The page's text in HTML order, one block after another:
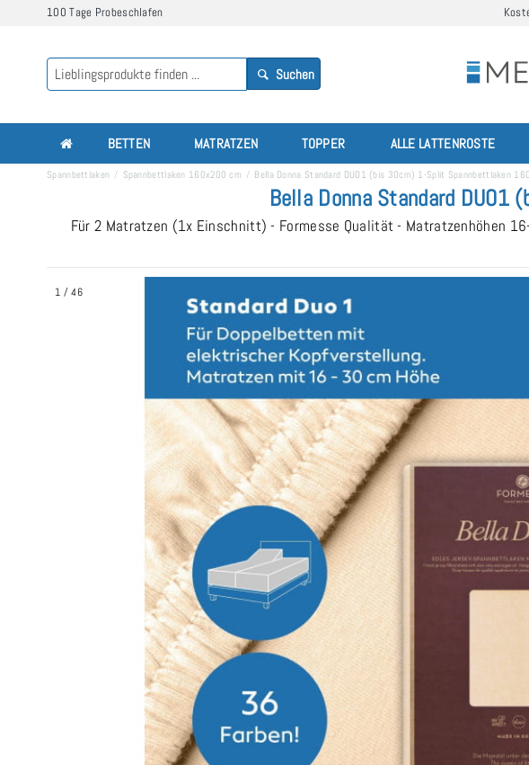
100 Tage Probeschlafen
Suchen
BETTEN MATRATZEN TOPPER ALLE LATTENROSTE
Spannbettlaken Spannbettlaken 160x200 cm Bella Donna Standard DUO1 (bis 30cm) 1-Split Spannbettlaken
Bella Donna Standard
Für 2 Matratzen (1x Einschnitt) - Formesse Qualität - Matratzenhöhen
1 /46